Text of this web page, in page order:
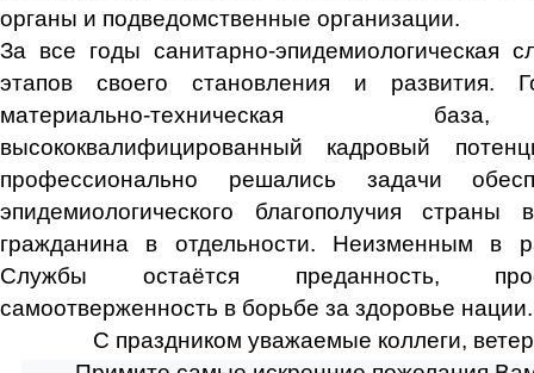
органы и подведомственные организации.
За все годы санитарно-эпидемиологическая
этапов своего становления и развития.
материально-техническая
высококвалифицированный кадровый
профессионально решались задачи
эпидемиологического благополучия
гражданина в отдельности. Неизменным в
Службы остаётся преданность,
самоотверженность в борьбе за здоровье нации.
С праздником уважаемые коллеги,